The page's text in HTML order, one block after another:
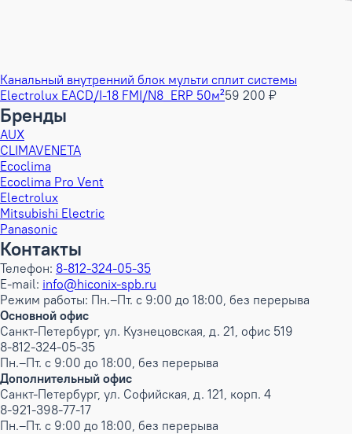
Канальный внутренний блок мульти сплит системы
Electrolux EACD/I-18 FMI/N8_ERP 50м²59 200 ₽
Бренды
AUX
CLIMAVENETA
Ecoclima
Ecoclima Pro Vent
Electrolux
Mitsubishi Electric
Panasonic
Контакты
Телефон: 8-812-324-05-35
E-mail: info@hiconix-spb.ru
Режим работы: Пн.–Пт. с 9:00 до 18:00, без перерыва
Основной офис
Санкт-Петербург, ул. Кузнецовская, д. 21, офис 519
8-812-324-05-35
Пн.–Пт. с 9:00 до 18:00, без перерыва
Дополнительный офис
Санкт-Петербург, ул. Софийская, д. 121, корп. 4
8-921-398-77-17
Пн.–Пт. с 9:00 до 18:00, без перерыва